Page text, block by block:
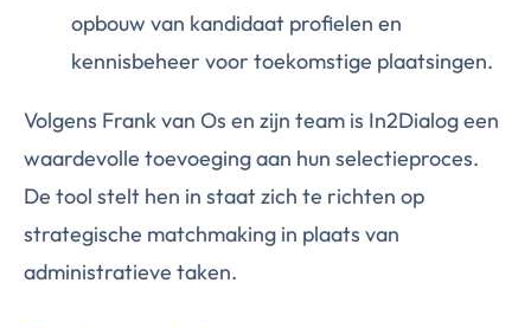
opbouw van kandidaat profielen en
kennisbeheer voor toekomstige plaatsingen.
Volgens Frank van Os en zijn team is In2Dialog een
waardevolle toevoeging aan hun selectieproces.
De tool stelt hen in staat zich te richten op
strategische matchmaking in plaats van
administratieve taken.